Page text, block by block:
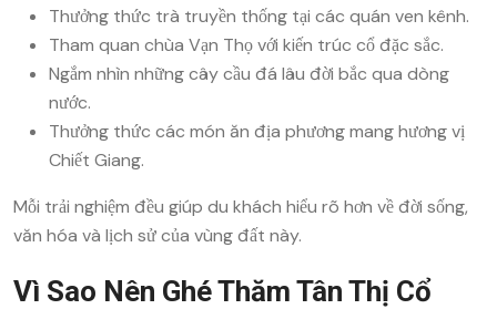
Thưởng thức trà truyền thống tại các quán ven kênh.
Tham quan chùa Vạn Thọ với kiến trúc cổ đặc sắc.
Ngắm nhìn những cây cầu đá lâu đời bắc qua dòng
nước.
Thưởng thức các món ăn địa phương mang hương vị
Chiết Giang.
Mỗi trải nghiệm đều giúp du khách hiểu rõ hơn về đời sống,
văn hóa và lịch sử của vùng đất này.
Vì Sao Nên Ghé Thăm Tân Thị Cổ